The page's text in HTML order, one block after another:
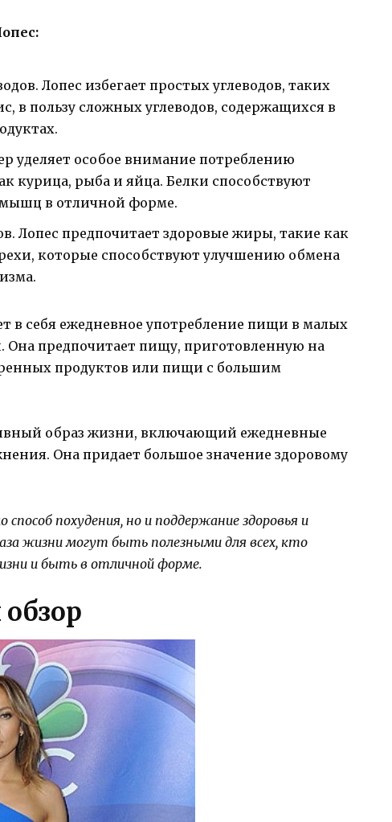
Лопес избегает простых углеводов, таких
в пользу сложных углеводов, содержащихся в
уделяет особое внимание потреблению
курица, рыба и яйца. Белки способствуют
в отличной форме.
Лопес предпочитает здоровые жиры, такие как
которые способствуют улучшению обмена
в себя ежедневное употребление пищи в малых
предпочитает пищу, приготовленную на
продуктов или пищи с большим
образ жизни, включающий ежедневные
Она придает большое значение здоровому
похудения, но и поддержание здоровья и
жизни могут быть полезными для всех, кто
и быть в отличной форме.